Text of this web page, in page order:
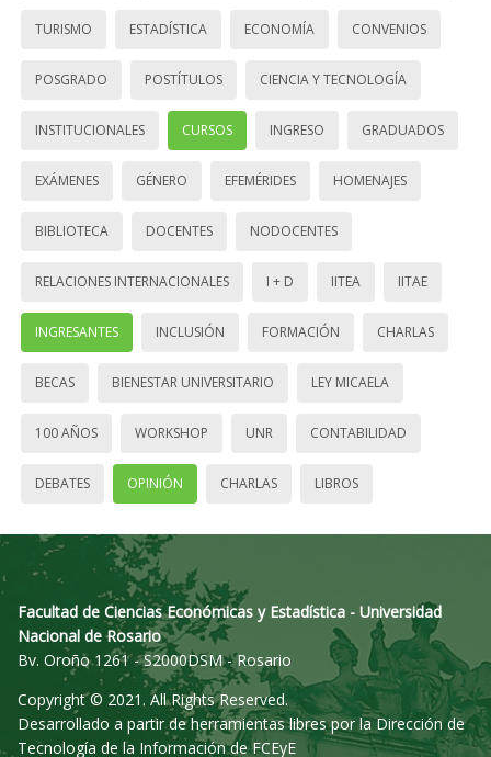
TURISMO ESTADÍSTICA ECONOMÍA CONVENIOS
POSGRADO POSTÍTULOS CIENCIA Y TECNOLOGÍA
INSTITUCIONALES CURSOS INGRESO GRADUADOS
EXÁMENES GÉNERO EFEMÉRIDES HOMENAJES
BIBLIOTECA DOCENTES NODOCENTES
RELACIONES INTERNACIONALES I + D IITEA IITAE
INGRESANTES INCLUSIÓN FORMACIÓN CHARLAS
BECAS BIENESTAR UNIVERSITARIO LEY MICAELA
100 AÑOS WORKSHOP UNR CONTABILIDAD
DEBATES OPINIÓN CHARLAS LIBROS
Facultad de Ciencias Económicas y Estadística - Universidad
Nacional de Rosario
Bv. Oroño 1261 - S2000DSM - Rosario
Copyright © 2021. All Rights Reserved.
Desarrollado a partir de herramientas libres por la Dirección de
Tecnología de la Información de FCEyE